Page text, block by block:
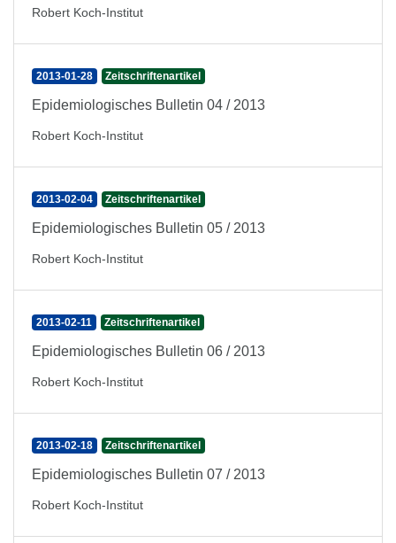
Robert Koch-Institut
2013-01-28 Zeitschriftenartikel
Epidemiologisches Bulletin 04 / 2013
Robert Koch-Institut
2013-02-04 Zeitschriftenartikel
Epidemiologisches Bulletin 05 / 2013
Robert Koch-Institut
2013-02-11 Zeitschriftenartikel
Epidemiologisches Bulletin 06 / 2013
Robert Koch-Institut
2013-02-18 Zeitschriftenartikel
Epidemiologisches Bulletin 07 / 2013
Robert Koch-Institut